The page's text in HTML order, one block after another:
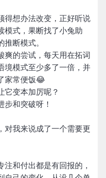
得想办法改变，正好听说
模式，果断找了小兔助
断模式。
爽的尝试，每天用在拓词
境模式至少多了一倍，并
家常便饭😂
它变本加厉呢？
步和突破呀！
对我来说成了一个需要更
和付出都是有回报的，